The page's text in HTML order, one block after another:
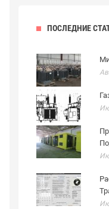
ПОСЛЕДНИЕ